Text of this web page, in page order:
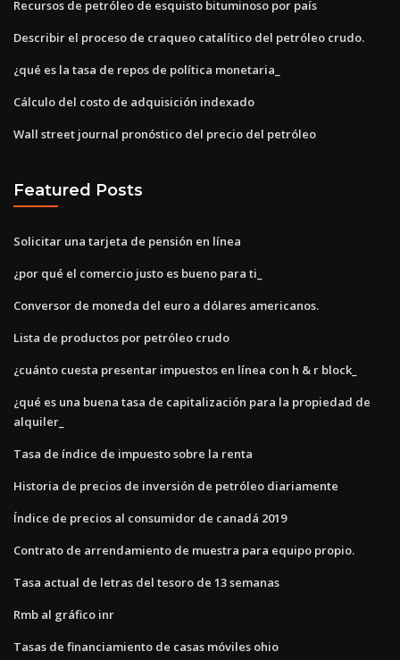
Recursos de petróleo de esquisto bituminoso por país
Describir el proceso de craqueo catalítico del petróleo crudo.
¿qué es la tasa de repos de política monetaria_
Cálculo del costo de adquisición indexado
Wall street journal pronóstico del precio del petróleo
Featured Posts
Solicitar una tarjeta de pensión en línea
¿por qué el comercio justo es bueno para ti_
Conversor de moneda del euro a dólares americanos.
Lista de productos por petróleo crudo
¿cuánto cuesta presentar impuestos en línea con h & r block_
¿qué es una buena tasa de capitalización para la propiedad de
alquiler_
Tasa de índice de impuesto sobre la renta
Historia de precios de inversión de petróleo diariamente
Índice de precios al consumidor de canadá 2019
Contrato de arrendamiento de muestra para equipo propio.
Tasa actual de letras del tesoro de 13 semanas
Rmb al gráfico inr
Tasas de financiamiento de casas móviles ohio